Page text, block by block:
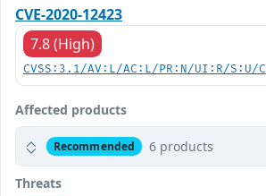
CVE-2020-12423
7.8 (High)
CVSS:3.1/AV:L/AC:L/PR:N/UI:R/S:U/
Affected products
Recommended 6 products
Threats